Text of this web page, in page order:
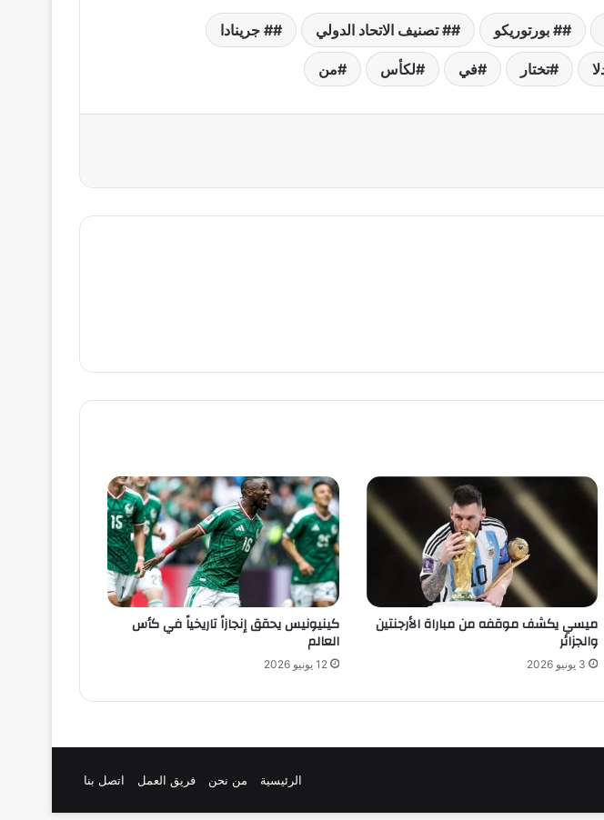
# بورتوريكو # تصنيف الاتحاد الدولي # جرينادا
تختار في لكأس من
ميسي يكشف موقفه من مباراة الأرجنتين
والجزائر
3 يونيو 2026
كينيونيس يحقق إنجازاً تاريخياً في كأس
العالم
12 يونيو 2026
الرئيسية من نحن فريق العمل اتصل بنا